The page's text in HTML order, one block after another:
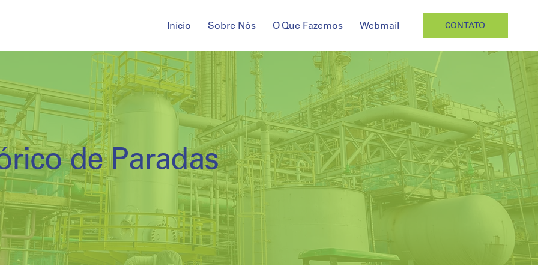
Início Sobre Nós O Que Fazemos Webmail CONTATO
de Paradas